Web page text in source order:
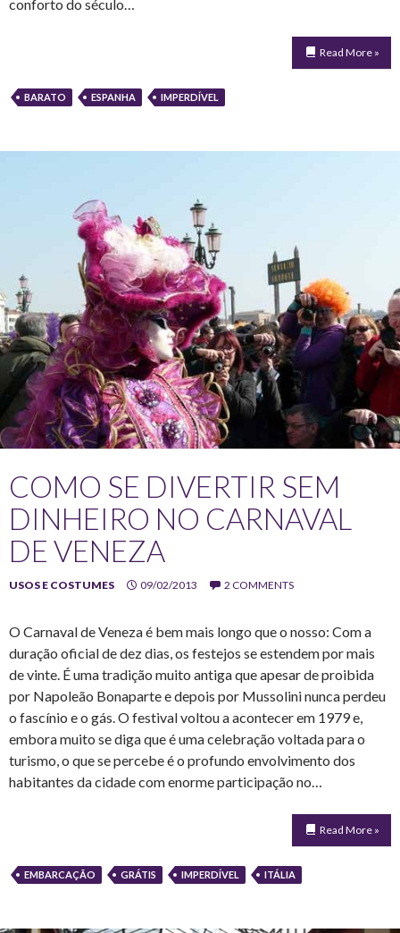
conforto do século…
Read More »
BARATO ESPANHA IMPERDÍVEL
COMO SE DIVERTIR SEM
DINHEIRO NO CARNAVAL
DE VENEZA
USOS E COSTUMES 09/02/2013 2 COMMENTS
O Carnaval de Veneza é bem mais longo que o nosso: Com a
duração oficial de dez dias, os festejos se estendem por mais
de vinte. É uma tradição muito antiga que apesar de proibida
por Napoleão Bonaparte e depois por Mussolini nunca perdeu
o fascínio e o gás. O festival voltou a acontecer em 1979 e,
embora muito se diga que é uma celebração voltada para o
turismo, o que se percebe é o profundo envolvimento dos
habitantes da cidade com enorme participação no…
Read More »
EMBARCAÇÃO GRÁTIS IMPERDÍVEL ITÁLIA